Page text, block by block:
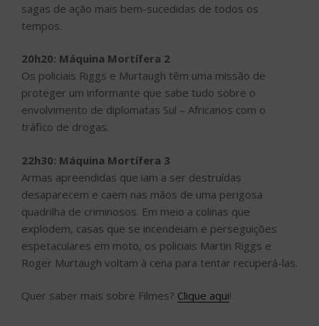
sagas de ação mais bem-sucedidas de todos os
tempos.
20h20: Máquina Mortífera 2
Os policiais Riggs e Murtaugh têm uma missão de
proteger um informante que sabe tudo sobre o
envolvimento de diplomatas Sul – Africanos com o
tráfico de drogas.
22h30: Máquina Mortífera 3
Armas apreendidas que iam a ser destruídas
desaparecem e caem nas mãos de uma perigosa
quadrilha de criminosos. Em meio a colinas que
explodem, casas que se incendeiam e perseguições
espetaculares em moto, os policiais Martin Riggs e
Roger Murtaugh voltam à cena para tentar recuperá-las.
Quer saber mais sobre Filmes? Clique aqui!